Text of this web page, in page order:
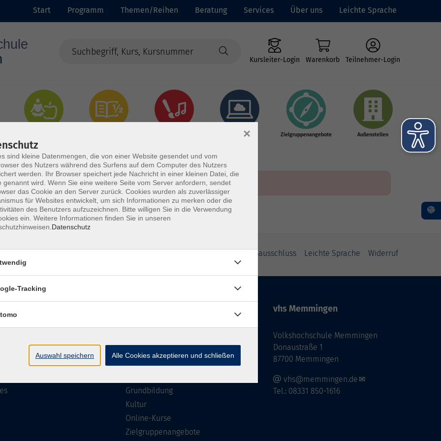
Start Programm Themen/Reihen Beratung Services Über uns Leichte Sprache
Kursleiter-Login Warenkorb Teilnehmer-Login
Online-Kurse Zielgruppenangebote Außenstellen
Haftungsausschluss Leichte Sprache Widerruf
Reihen
Grundbildung
Kultur
Online-Kurse
Zielgruppenangebote
vhs Memmingen
Volkshochschule Memmingen
Donaustraße 1
87700 Memmingen
vhs@memmingen.de
Tel.: 08331 850-1616
sind kleine Datenmengen, die von einer Website gesendet und vom
des Nutzers während des Surfens auf dem Computer des Nutzers
werden. Ihr Browser speichert jede Nachricht in einer kleinen Datei, die
genannt wird. Wenn Sie eine weitere Seite vom Server anfordern, sendet
das Cookie an den Server zurück. Cookies wurden als zuverlässiger
für Websites entwickelt, um sich Informationen zu merken oder die
des Benutzers aufzuzeichnen. Bitte willigen Sie in die Verwendung
ein. Weitere Informationen finden Sie in unseren
Datenschutz
×
Tracking
Auswahl speichern Alle Cookies akzeptieren und schließen